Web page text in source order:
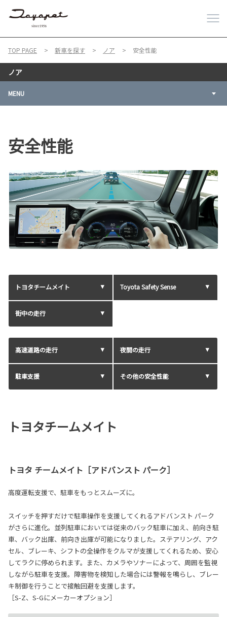
TOP PAGE 新車を探す ノア 安全性能
ノア
MENU
安全性能
トヨタチームメイト Toyota Safety Sense
街中の走行
高速道路の走行 夜間の走行
駐車支援 その他の安全性能
トヨタチームメイト
トヨタ チームメイト［アドバンスト パーク］
高度運転支援で、駐車をもっとスムーズに。
スイッチを押すだけで駐車操作を支援してくれるアドバンスト パーク
がさらに進化。並列駐車においては従来のバック駐車に加え、前向き駐
車、バック出庫、前向き出庫が可能になりました。ステアリング、アク
セル、ブレーキ、シフトの全操作をクルマが支援してくれるため、安心
してラクに停められます。また、カメラやソナーによって、周囲を監視
しながら駐車を支援。障害物を検知した場合には警報を鳴らし、ブレー
キ制御を行うことで接触回避を支援します。
［S-Z、S-Gにメーカーオプション］